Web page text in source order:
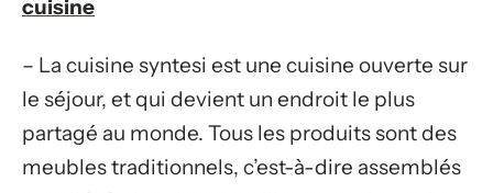
cuisine
– La cuisine syntesi est une cuisine ouverte sur
le séjour, et qui devient un endroit le plus
partagé au monde. Tous les produits sont des
meubles traditionnels, c’est-à-dire assemblés